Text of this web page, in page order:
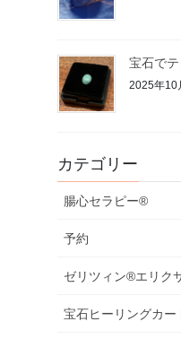
宝石で
2025年10
カテゴリー
腸心セラピー®︎
予約
ゼリツィン®︎エリク
宝石ヒーリングカー